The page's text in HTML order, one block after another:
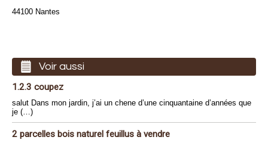
44100 Nantes
Voir aussi
1.2.3 coupez
salut Dans mon jardin, j’ai un chene d’une cinquantaine d’années que
je (…)
2 parcelles bois naturel feuillus à vendre